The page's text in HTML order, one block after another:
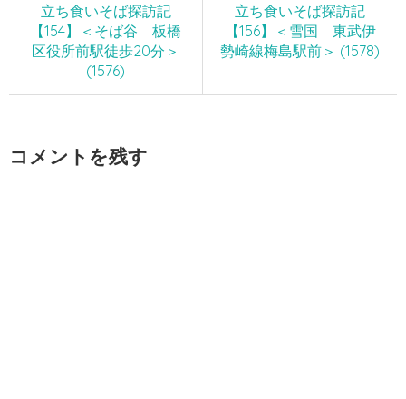
立ち食いそば探訪記
【154】＜そば谷 板橋
区役所前駅徒歩20分＞
(1576)
立ち食いそば探訪記
【156】＜雪国 東武伊
勢崎線梅島駅前＞ (1578)
コメントを残す